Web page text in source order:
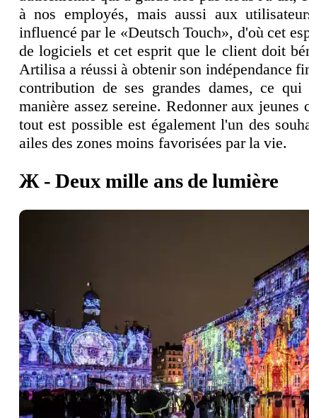
à nos employés, mais aussi aux
influencé par le «Deutsch Touch», d'où cet
de logiciels et cet esprit que le client doit
Artilisa a réussi à obtenir son indépendance
contribution de ses grandes dames, ce
manière assez sereine. Redonner aux
tout est possible est également l'un des
ailes des zones moins favorisées par la vie.
Ж - Deux mille ans de lumière